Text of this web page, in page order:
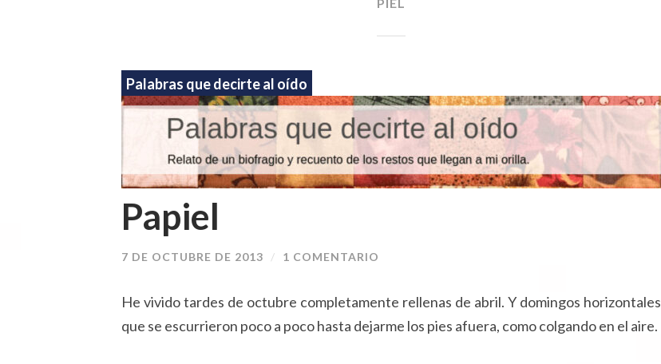
Palabras que decirte al oído
Papiel
7 DE OCTUBRE DE 2013 / 1 COMENTARIO
He vivido tardes de octubre completamente rellenas de abril. Y domingos horizontales
que se escurrieron poco a poco hasta dejarme los pies afuera, como colgando en el aire.